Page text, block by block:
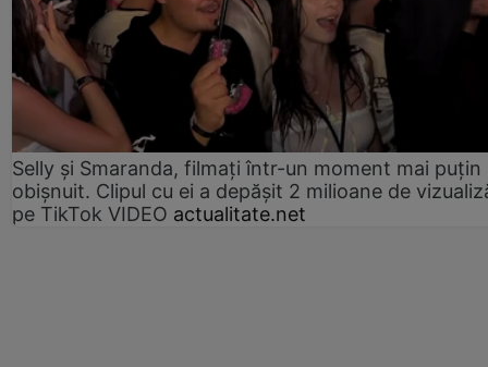
Selly și Smaranda, filmați într-un moment mai puțin
obișnuit. Clipul cu ei a depășit 2 milioane de
pe TikTok VIDEO actualitate.net